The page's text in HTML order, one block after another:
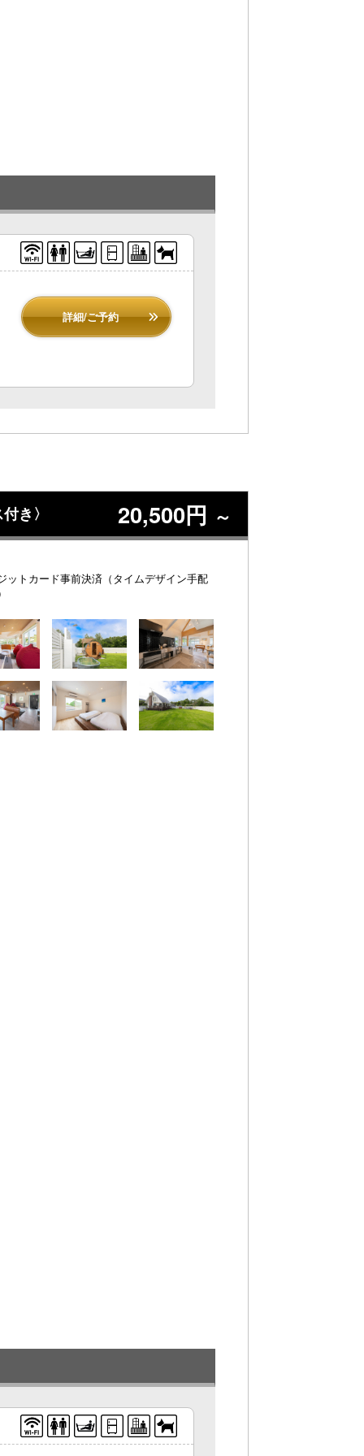
詳細/ご予約
き〉 20,500円 ～
ットカード事前決済（タイムデザイン手配